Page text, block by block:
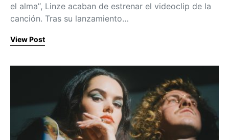
el alma’‘, Linze acaban de estrenar el videoclip de la
canción. Tras su lanzamiento…
View Post